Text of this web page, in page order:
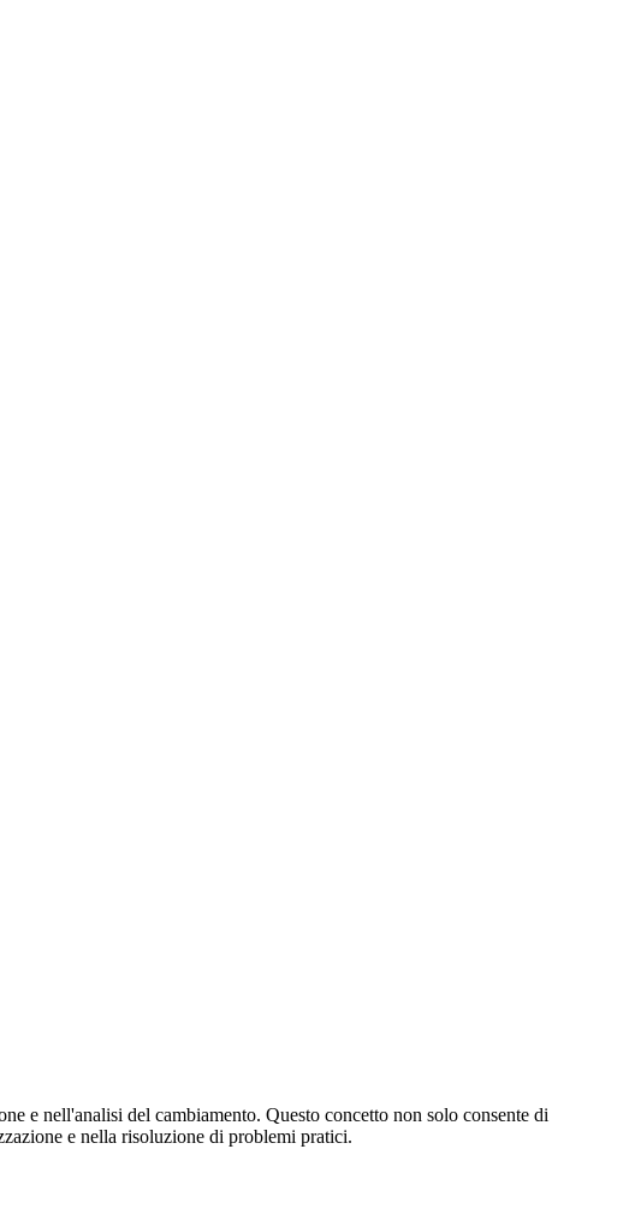
e nell'analisi del cambiamento. Questo concetto non solo consente di
e nella risoluzione di problemi pratici.